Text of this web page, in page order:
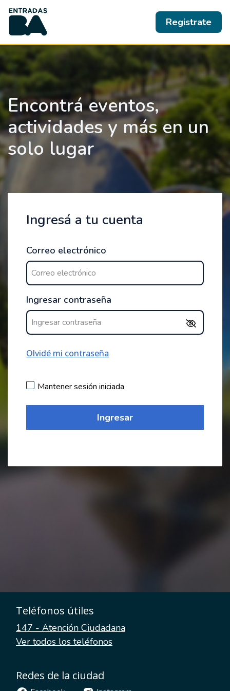
Registrate
Encontrá eventos,
actividades y más en un
solo lugar
Ingresá a tu cuenta
Correo electrónico
Ingresar contraseña
Olvidé mi contraseña
Mantener sesión iniciada
Ingresar
Teléfonos útiles
147 - Atención Ciudadana
Ver todos los teléfonos
Redes de la ciudad